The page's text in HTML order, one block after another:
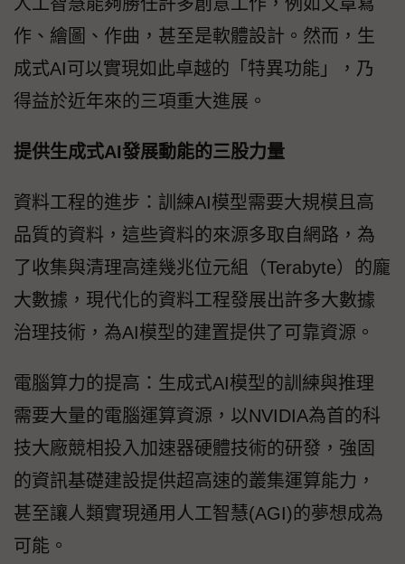
人工智慧能夠勝任許多創意工作，例如文章寫
作、繪圖、作曲，甚至是軟體設計。然而，生
成式AI可以實現如此卓越的「特異功能」，乃
得益於近年來的三項重大進展。
提供生成式AI發展動能的三股力量
資料工程的進步：訓練AI模型需要大規模且高
品質的資料，這些資料的來源多取自網路，為
了收集與清理高達幾兆位元組（Terabyte）的龐
大數據，現代化的資料工程發展出許多大數據
治理技術，為AI模型的建置提供了可靠資源。
電腦算力的提高：生成式AI模型的訓練與推理
需要大量的電腦運算資源，以NVIDIA為首的科
技大廠競相投入加速器硬體技術的研發，強固
的資訊基礎建設提供超高速的叢集運算能力，
甚至讓人類實現通用人工智慧(AGI)的夢想成為
可能。